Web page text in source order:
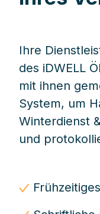
Ihre
des iDWELL
mit ihnen
System, um
Winterdienst
und